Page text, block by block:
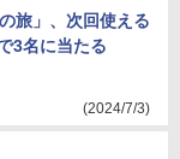
旅」、次回使える
3名に当たる
(2024/7/3)